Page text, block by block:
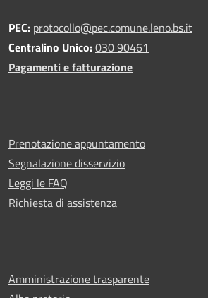
PEC: protocollo@pec.comune.leno.bs.it
Centralino Unico:030 90461
Pagamenti e fatturazione
Prenotazione appuntamento
Segnalazione disservizio
Leggi le FAQ
Richiesta di assistenza
Amministrazione trasparente